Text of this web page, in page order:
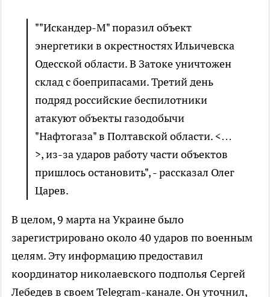
""Искандер-М" поразил объект
энергетики в окрестностях Ильичевска
Одесской области. В Затоке уничтожен
склад с боеприпасами. Третий день
подряд российские беспилотники
атакуют объекты газодобычи
"Нафтогаза" в Полтавской области. <…
>, из-за ударов работу части объектов
пришлось остановить", - рассказал Олег
Царев.
В целом, 9 марта на Украине было
зарегистрировано около 40 ударов по военным
целям. Эту информацию предоставил
координатор николаевского подполья Сергей
Лебедев в своем Telegram-канале. Он уточнил,